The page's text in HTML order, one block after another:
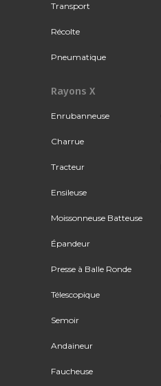
Transport
Récolte
Pneumatique
Rayons X
Enrubanneuse
Charrue
Tracteur
Ensileuse
Moissonneuse Batteuse
Épandeur
Presse à Balle Ronde
Télescopique
Semoir
Andaineur
Faucheuse